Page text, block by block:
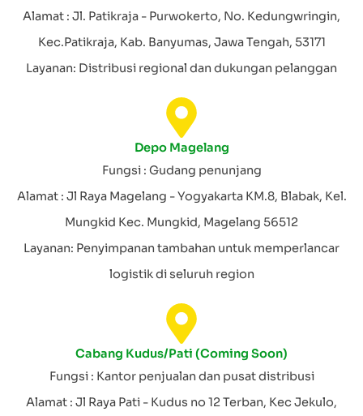
Alamat : Jl. Patikraja - Purwokerto, No. Kedungwringin,
Kec.Patikraja, Kab. Banyumas, Jawa Tengah, 53171
Layanan: Distribusi regional dan dukungan pelanggan
Depo Magelang
Fungsi : Gudang penunjang
Alamat : Jl Raya Magelang - Yogyakarta KM.8, Blabak, Kel.
Mungkid Kec. Mungkid, Magelang 56512
Layanan: Penyimpanan tambahan untuk memperlancar
logistik di seluruh region
Cabang Kudus/Pati (Coming Soon)
Fungsi : Kantor penjualan dan pusat distribusi
Alamat : Jl Raya Pati - Kudus no 12 Terban, Kec Jekulo,